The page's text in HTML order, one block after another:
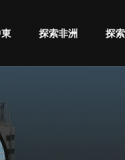
探索非洲 探